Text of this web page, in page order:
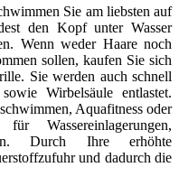
Sie am liebsten auf
den Kopf unter Wasser
Wenn weder Haare noch
sollen, kaufen Sie sich
Sie werden auch schnell
Wirbelsäule entlastet.
Aquafitness oder
Wassereinlagerungen,
Durch Ihre erhöhte
und dadurch die